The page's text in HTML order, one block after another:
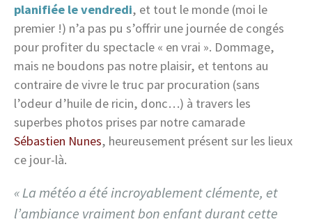
planifiée le vendredi, et tout le monde (moi le
premier !) n’a pas pu s’offrir une journée de congés
pour profiter du spectacle « en vrai ». Dommage,
mais ne boudons pas notre plaisir, et tentons au
contraire de vivre le truc par procuration (sans
l’odeur d’huile de ricin, donc…) à travers les
superbes photos prises par notre camarade
Sébastien Nunes, heureusement présent sur les lieux
ce jour-là.
« La météo a été incroyablement clémente, et
l’ambiance vraiment bon enfant durant cette